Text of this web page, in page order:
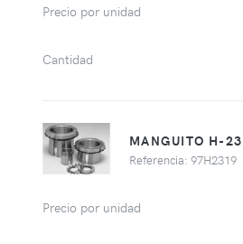
Precio por unidad
Cantidad
MANGUITO H-
Referencia: 97H2319
Precio por unidad